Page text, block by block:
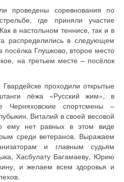
проведены соревнования по
где приняли участие
в настольном теннисе, так и в
распределились в следующем
Глушково, второе место
на третьем месте – посёлок
проходили открытые
лёжа «Русский жим», в
Черняховские спортсмены –
Виталий в своей весовой
ему нет равных в этом виде
среди ветеранов. Выражаем
и главным судьям
Хасбулату Багамаеву, Юрию
и желаем всем здоровья и